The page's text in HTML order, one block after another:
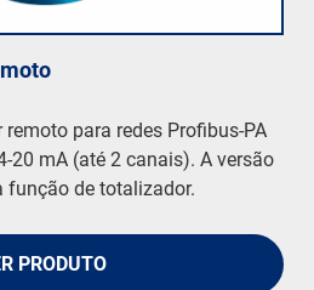
para redes Profibus-PA
20 mA (até 2 canais). A versão
função de totalizador.
PRODUTO